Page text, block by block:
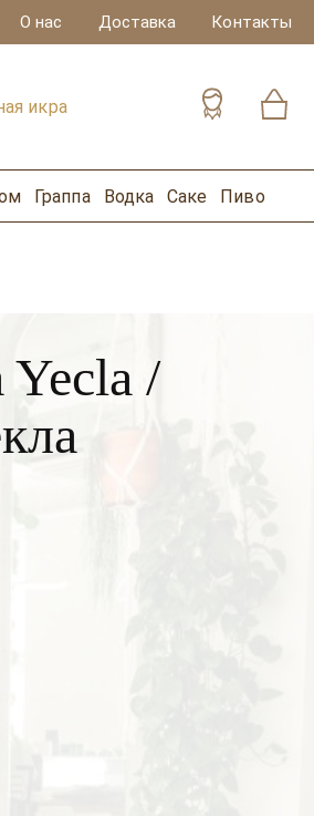
О нас Доставка Контакты
икра
Граппа Водка Саке Пиво
Yecla /